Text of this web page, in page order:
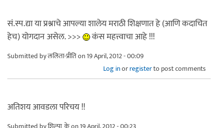
सं.स्प.द्या या प्रश्नाचे आपल्या शालेय मराठी शिक्षणात हे (आणि कदाचित
हेच) योगदान असेल. >>>
कंस महत्त्वाचा आहे !!!
Submitted byललिता-प्रीतिon 19 April, 2012 - 00:09
Log inorregisterto post comments
अतिशय आवडला परिचय !!